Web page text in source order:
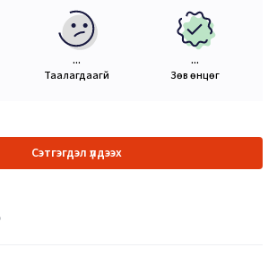
...
Таалагдаагүй
...
Зөв өнцөг
Сэтгэгдэл үлдээх